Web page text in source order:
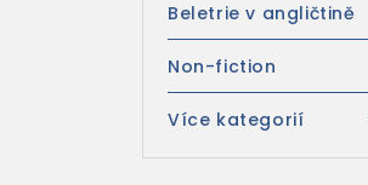
Beletrie v angličtině
Non-fiction
Více kategorií